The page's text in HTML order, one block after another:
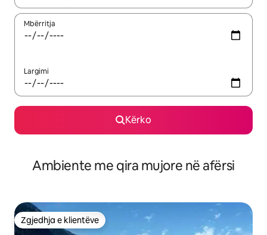
Mbërritja
Largimi
Kërko
Ambiente me qira mujore në afërsi
Zgjedhja e klientëve
Zgjedhja e klientëve